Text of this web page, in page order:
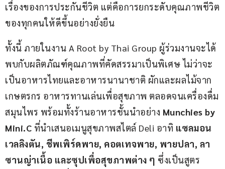
เรื่องของการประกันชีวิต แต่คือการยกระดับคุณภาพชีวิต
ของทุกคนให้ดีขึ้นอย่างยั่งยืน
ทั้งนี้ ภายในงาน A Root by Thai Group ผู้ร่วมงานจะได้
พบกับผลิตภัณฑ์คุณภาพที่คัดสรรมาเป็นพิเศษ ไม่ว่าจะ
เป็นอาหารไทยและอาหารนานาชาติ ผักและผลไม้จาก
เกษตรกร อาหารทานเล่นเพื่อสุขภาพ ตลอดจนเครื่องดื่ม
สมุนไพร พร้อมทั้งร้านอาหารชั้นนำอย่าง Munchies by
Mini.C ที่นำเสนอเมนูสุขภาพสไตล์ Deli อาทิ แซลมอน
เวลลิงตัน, ชีพเพิร์ดพาย, คอตเทจพาย, พายปลา, ลา
ซานญ่าเนื้อ และซุปเพื่อสุขภาพต่าง ๆ ซึ่งเป็นสูตร